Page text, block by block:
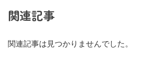
関連記事
関連記事は見つかりませんでした。